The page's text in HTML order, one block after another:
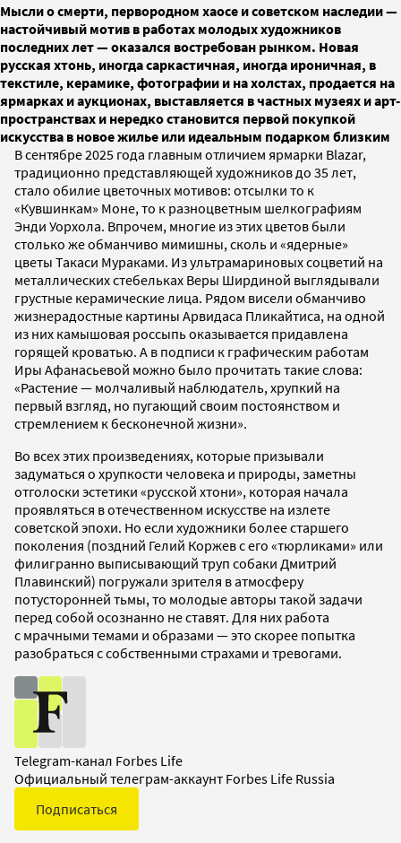
Мысли о смерти, первородном хаосе и советском наследии —
настойчивый мотив в работах молодых художников
последних лет — оказался востребован рынком. Новая
русская хтонь, иногда саркастичная, иногда ироничная, в
текстиле, керамике, фотографии и на холстах, продается на
ярмарках и аукционах, выставляется в частных музеях и арт-
пространствах и нередко становится первой покупкой
искусства в новое жилье или идеальным подарком близким
В сентябре 2025 года главным отличием ярмарки Blazar,
традиционно представляющей художников до 35 лет,
стало обилие цветочных мотивов: отсылки то к
«Кувшинкам» Моне, то к разноцветным шелкографиям
Энди Уорхола. Впрочем, многие из этих цветов были
столько же обманчиво мимишны, сколь и «ядерные»
цветы Такаси Мураками. Из ультрамариновых соцветий на
металлических стебельках Веры Ширдиной выглядывали
грустные керамические лица. Рядом висели обманчиво
жизнерадостные картины Арвидаса Пликайтиса, на одной
из них камышовая россыпь оказывается придавлена
горящей кроватью. А в подписи к графическим работам
Иры Афанасьевой можно было прочитать такие слова:
«Растение — молчаливый наблюдатель, хрупкий на
первый взгляд, но пугающий своим постоянством и
стремлением к бесконечной жизни».
Во всех этих произведениях, которые призывали
задуматься о хрупкости человека и природы, заметны
отголоски эстетики «русской хтони», которая начала
проявляться в отечественном искусстве на излете
советской эпохи. Но если художники более старшего
поколения (поздний Гелий Коржев с его «тюрликами» или
филигранно выписывающий труп собаки Дмитрий
Плавинский) погружали зрителя в атмосферу
потусторонней тьмы, то молодые авторы такой задачи
перед собой осознанно не ставят. Для них работа
с мрачными темами и образами — это скорее попытка
разобраться с собственными страхами и тревогами.
Telegram-канал Forbes Life
Официальный телеграм-аккаунт Forbes Life Russia
Подписаться